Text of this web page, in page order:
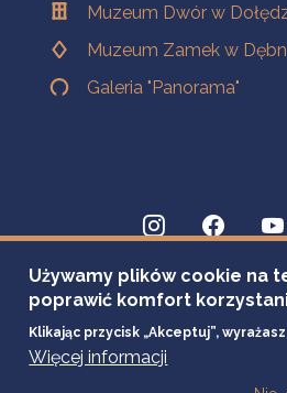
Muzeum Dwór w
Muzeum Zamek w
Galeria "Panorama"
Używamy plików cookie na
poprawić komfort
Klikając przycisk „Akceptuj”,
Więcej informacji